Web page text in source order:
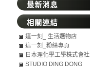
最新消息
相關連結
這一刻_ 生活選物店
這一刻_粉絲專頁
日本理化學工學株式會社
STUDIO DING DONG